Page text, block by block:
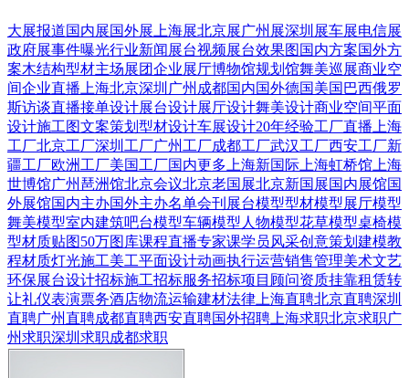
大展报道国内展国外展 上海展北京展广州展深圳展车展电信展
政府展事件曝光行业新闻 展台视频展台效果图 国内方案国外方
案木结构型材主场展团企业展厅博物馆规划馆舞美巡展商业空
间企业直播 上海北京深圳 广州 成都国内国外德国美国 巴西俄罗
斯访谈直播接单设计展台设计展厅设计舞美设计商业空间平面
设计施工图文案策划 型材设计车展设计20年经验工厂直播 上海
工厂北京工厂深圳工厂广州工厂成都工厂武汉工厂西安工厂新
疆工厂欧洲工厂美国工厂国内更多 上海新国际 上海虹桥馆 上海
世博馆广州琶洲馆北京会议北京老国展北京新国展国内展馆国
外展馆国内主办国外主办名单会刊 展台模型型材模型展厅模型
舞美模型室内建筑吧台模型车辆模型 人物模型花草模型桌椅模
型材质贴图50万图库课程直播专家课学员风采创意策划 建模教
程材质灯光施工美工平面设计动画执行运营销售管理美术文艺
环保展台设计招标施工招标服务招标项目顾问资质挂靠租赁转
让礼仪表演票务酒店物流运输建材法律 上海直聘北京直聘深圳
直聘广州直聘成都直聘西安直聘国外招聘 上海求职北京求职广
州求职深圳求职成都求职